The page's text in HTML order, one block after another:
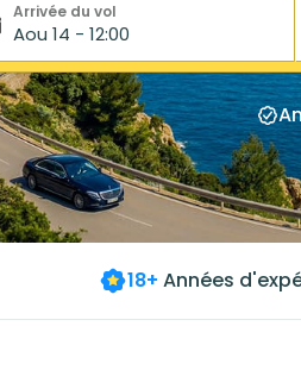
Arrivée du vol
Aou 14 - 12:00
18+ Années